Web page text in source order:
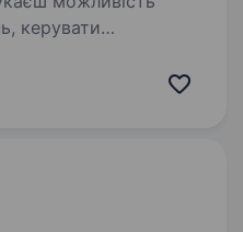
керувати
Або,